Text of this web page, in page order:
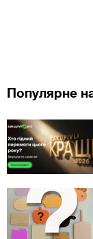
Популярне